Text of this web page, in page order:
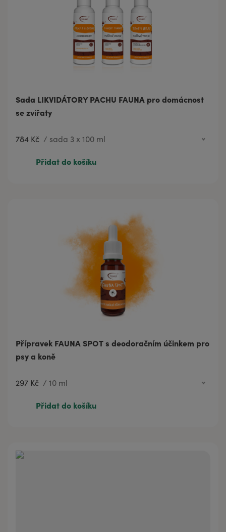
Sada LIKVIDÁTORY PACHU FAUNA pro domácnost
se zvířaty
784 Kč / sada 3 x 100 ml
Přidat do košíku
Přípravek FAUNA SPOT s deodoračním účinkem pro
psy a koně
297 Kč / 10 ml
472 Kč
20 ml
Přidat do košíku